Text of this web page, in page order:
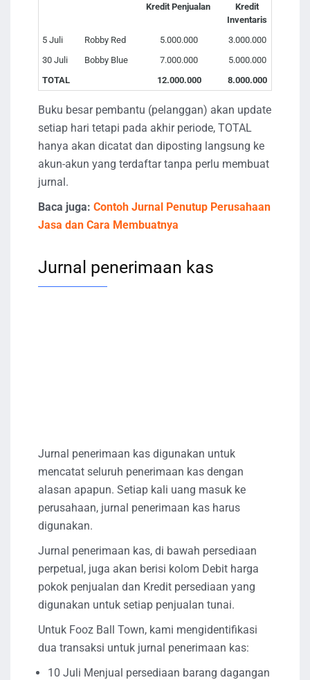
Kredit Penjualan
Kredit
Inventaris
5 Juli
Robby Red 5.000.000
3.000.000
30 Juli
Bobby Blue 7.000.000
5.000.000
TOTAL
12.000.000 8.000.000
Buku besar pembantu (pelanggan) akan update
setiap hari tetapi pada akhir periode, TOTAL
hanya akan dicatat dan diposting langsung ke
akun-akun yang terdaftar tanpa perlu membuat
jurnal.
Baca juga: Contoh Jurnal Penutup Perusahaan
Jasa dan Cara Membuatnya
Jurnal penerimaan kas
Jurnal penerimaan kas digunakan untuk
mencatat seluruh penerimaan kas dengan
alasan apapun. Setiap kali uang masuk ke
perusahaan, jurnal penerimaan kas harus
digunakan.
Jurnal penerimaan kas, di bawah persediaan
perpetual, juga akan berisi kolom Debit harga
pokok penjualan dan Kredit persediaan yang
digunakan untuk setiap penjualan tunai.
Untuk Fooz Ball Town, kami mengidentifikasi
dua transaksi untuk jurnal penerimaan kas:
10 Juli Menjual persediaan barang dagangan